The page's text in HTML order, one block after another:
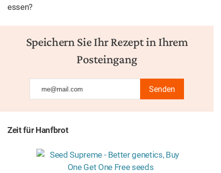
essen?
Speichern Sie Ihr Rezept in Ihrem
Posteingang
Senden
Zeit für Hanfbrot